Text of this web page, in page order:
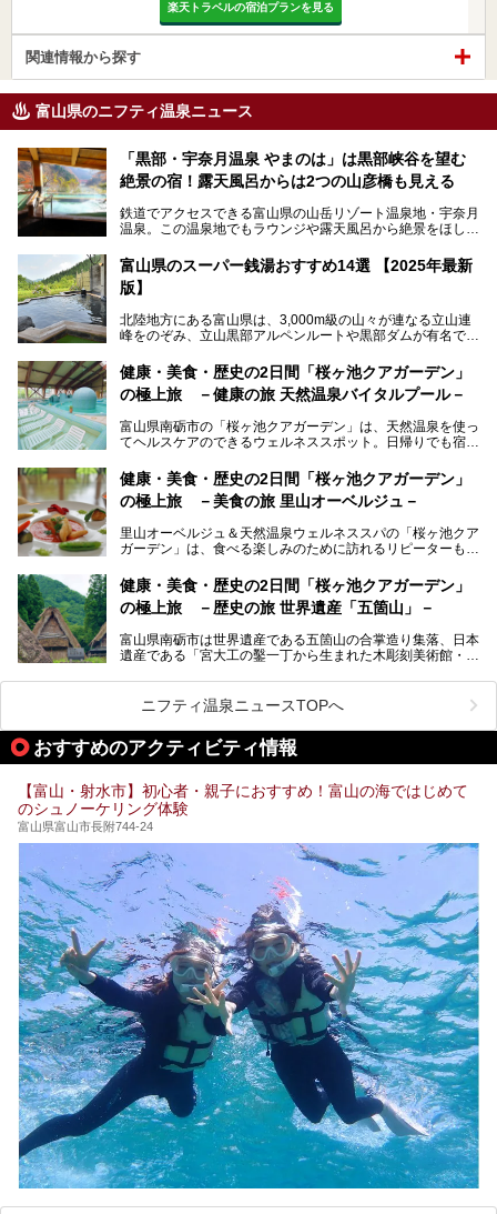
楽天トラベルの宿泊プランを見る
関連情報から探す
富山県のニフティ温泉ニュース
「黒部・宇奈月温泉 やまのは」は黒部峡谷を望む
絶景の宿！露天風呂からは2つの山彦橋も見える
鉄道でアクセスできる富山県の山岳リゾート温泉地・宇奈月
温泉。この温泉地でもラウンジや露天風呂から絶景をほしい
の「黒部・宇奈月温泉 やまのは」。
自慢の眺望、温泉、居心地の良い客室、ビュッフェ式の食事
ます。日常から少し離れて、山懐で自然に癒されたいと思う
方にぴったりの温泉です。冬なら雪景色も絵になりますよ。
───
提供元：オリックス・ホテルマネジメント株式会社【PR】
この記事は黒部・宇奈月温泉 やまのはのPR記事です。
富山県のスーパー銭湯おすすめ14選 【2025年最新
版】
北陸地方にある富山県は、3,000m級の山々が連なる立山連
峰をのぞみ、立山黒部アルペンルートや黒部ダムが有名で
の（新鮮な）海の幸も見逃せません！
北陸新幹線が開業し、実は東京からも2時間ほどでアクセス
のいい天然温泉が豊富で、すぐにでも出かけたくなる施設が
満載ですよ。
健康・美食・歴史の2日間「桜ヶ池クアガーデン」
の極上旅 －健康の旅 天然温泉バイタルプール－
富山県南砺市の「桜ヶ池クアガーデン」は、天然温泉を使っ
てヘルスケアのできるウェルネススポット。日帰りでも宿泊
るので、ゆったり楽しみながら美しく健康に。
そんな「桜ヶ池クアガーデン」の天然温泉バイタルプールと
ートしたいと思います。
健康・美食・歴史の2日間「桜ヶ池クアガーデン」
の極上旅 －美食の旅 里山オーベルジュ－
里山オーベルジュ＆天然温泉ウェルネススパの「桜ヶ池クア
ガーデン」は、食べる楽しみのために訪れるリピーターも多
月、水はフレンチ、火、木は和食、土日はその両方がランチ
とディナーで味わえます。オリジナルのスイーツも評判で
す。
そんな「桜ヶ池クアガーデン」に宿泊して、食を満喫してき
たのでじっくりご紹介します！
健康・美食・歴史の2日間「桜ヶ池クアガーデン」
の極上旅 －歴史の旅 世界遺産「五箇山」－
富山県南砺市は世界遺産である五箇山の合掌造り集落、日本
遺産である「宮大工の鑿一丁から生まれた木彫刻美術館・井
小京都・城端と、とても魅力的な観光スポットがたくさんあ
ります。
城端の郊外に建つ里山オーベルジュ＆温泉ウェルネススパ
「桜ヶ池クアガーデン」に泊まって、歴史の旅にお出かけし
てみませんか？
ニフティ温泉ニュースTOPへ
おすすめのアクティビティ情報
【富山・射水市】初心者・親子におすすめ！富山の海ではじめて
のシュノーケリング体験
富山県富山市長附744-24